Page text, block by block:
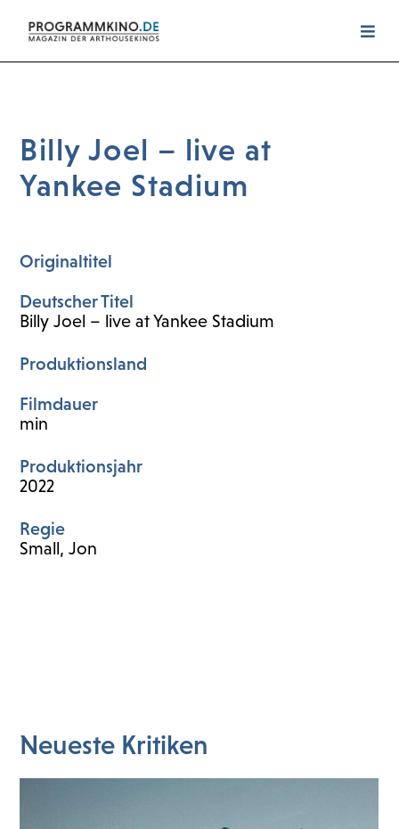
Billy Joel – live at
Yankee Stadium
Originaltitel
Deutscher Titel
Billy Joel – live at Yankee Stadium
Produktionsland
Filmdauer
min
Produktionsjahr
2022
Regie
Small, Jon
Neueste Kritiken